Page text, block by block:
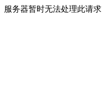
服务器暂时无法处理此请求